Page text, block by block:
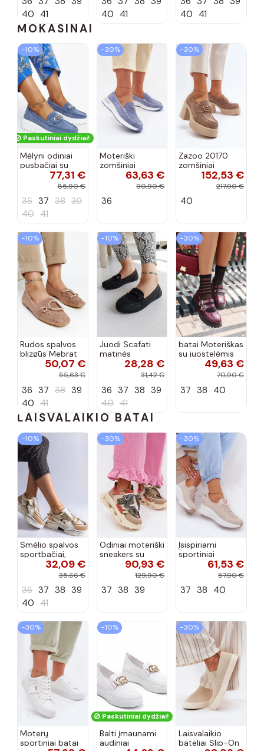
40 41
40 41
40 41
MOKASINAI
−10%
Paskutiniai dydžiai!
Mėlyni odiniai
pusbačiai su
dekoratyvine
sagtimi Taija
77,31 €
85,90 €
36 37 38 39
40 41
−30%
Moteriški
zomšiniai
mokasinai
Demela mėlynos
63,63 €
90,90 €
36
−30%
Zazoo 20170
zomšiniai
bateliai su
kulniukais smėlio
152,53 €
217,90 €
40
−10%
Rudos spalvos
blizgūs Mebrat
bateliai50,07 €
55,63 €
36 37 38 39
40 41
−10%
Juodi Scafati
matinės
apdailos bateliai
28,28 €
31,42 €
36 37 38 39
40 41
−30%
batai Moteriškas
su juostelėmis
su lako efektu
bordo spalvos
49,63 €
70,90 €
37 38 40
LAISVALAIKIO BATAI
−10%
Smėlio spalvos
sportbačiai,
dekoruoti Valdez
cirkonio virvele
32,09 €
35,66 €
36 37 38 39
40 41
−30%
Odiniai moteriški
sneakers su
platforma D&A
CR61-3133
90,93 €
129,90 €
37 38 39
−30%
Įsispiriami
sportiniai
bateliai Kobbo
102425 smėlio
61,53 €
87,90 €
37 38 40
−30%
Moterų
sportiniai batai
−10%
Paskutiniai dydžiai!
Balti įmaunami
audiniai
−30%
Laisvalaikio
bateliai Slip-On